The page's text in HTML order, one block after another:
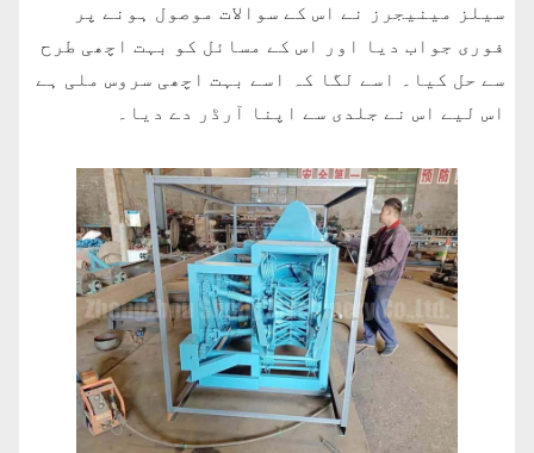
سیلز مینیجرز نے اس کے سوالات موصول ہونے پر
فوری جواب دیا اور اس کے مسائل کو بہت اچھی طرح
سے حل کیا۔ اسے لگا کہ اسے بہت اچھی سروس ملی ہے
اس لیے اس نے جلدی سے اپنا آرڈر دے دیا۔